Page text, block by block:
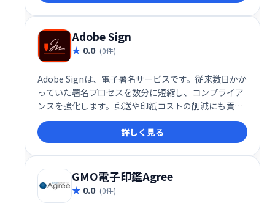
Adobe Sign
0.0 (0件)
Adobe Signは、電子署名サービスです。従来数日かか
っていた署名プロセスを数分に短縮し、コンプライア
ンスを強化します。郵送や印紙コストの削減にも貢
献。迅速で安全な契約締結を実現します。
詳しく見る
GMO電子印鑑Agree
0.0 (0件)